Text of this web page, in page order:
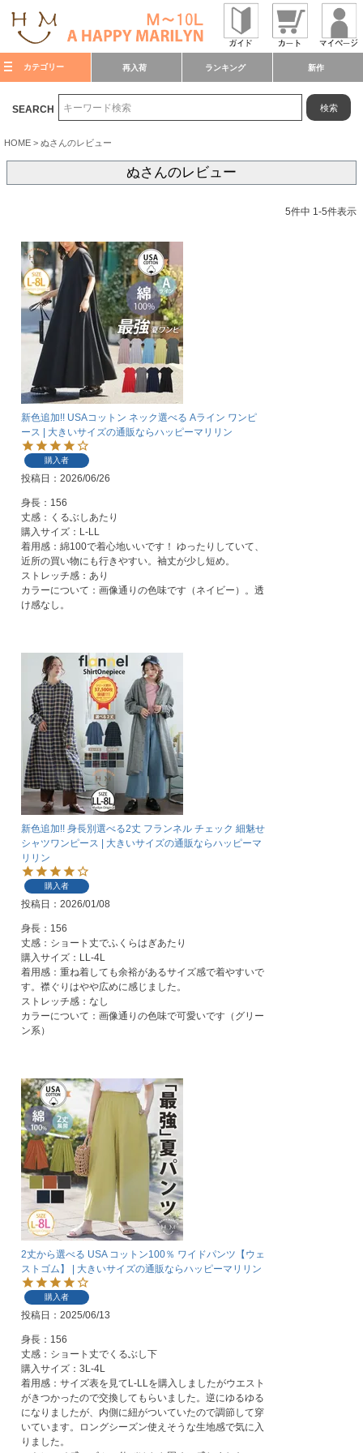
カテゴリー 再入荷 ランキング 新作
SEARCH 検索
HOME ぬさんのレビュー
ぬさんのレビュー
5件中 1-5件表示
新色追加!! USAコットン ネック選べる Aライン ワンピ
ース | 大きいサイズの通販ならハッピーマリリン
購入者
投稿日 2026/06/26
身長：156
丈感：くるぶしあたり
購入サイズ：L-LL
着用感：綿100で着心地いいです！ ゆったりしていて、
近所の買い物にも行きやすい。袖丈が少し短め。
ストレッチ感：あり
カラーについて：画像通りの色味です（ネイビー）。透
け感なし。
新色追加!! 身長別選べる2丈 フランネル チェック 細魅せ
シャツワンピース | 大きいサイズの通販ならハッピーマ
リリン
購入者
投稿日 2026/01/08
身長：156
丈感：ショート丈でふくらはぎあたり
購入サイズ：LL-4L
着用感：重ね着しても余裕があるサイズ感で着やすいで
す。襟ぐりはやや広めに感じました。
ストレッチ感：なし
カラーについて：画像通りの色味で可愛いです（グリー
ン系）
2丈から選べる USA コットン100％ ワイドパンツ【ウェ
ストゴム】 | 大きいサイズの通販ならハッピーマリリン
購入者
投稿日 2025/06/13
身長：156
丈感：ショート丈でくるぶし下
購入サイズ：3L-4L
着用感：サイズ表を見てL-LLを購入しましたがウエスト
がきつかったので交換してもらいました。逆にゆるゆる
になりましたが、内側に紐がついていたので調節して穿
いています。ロングシーズン使えそうな生地感で気に入
りました。